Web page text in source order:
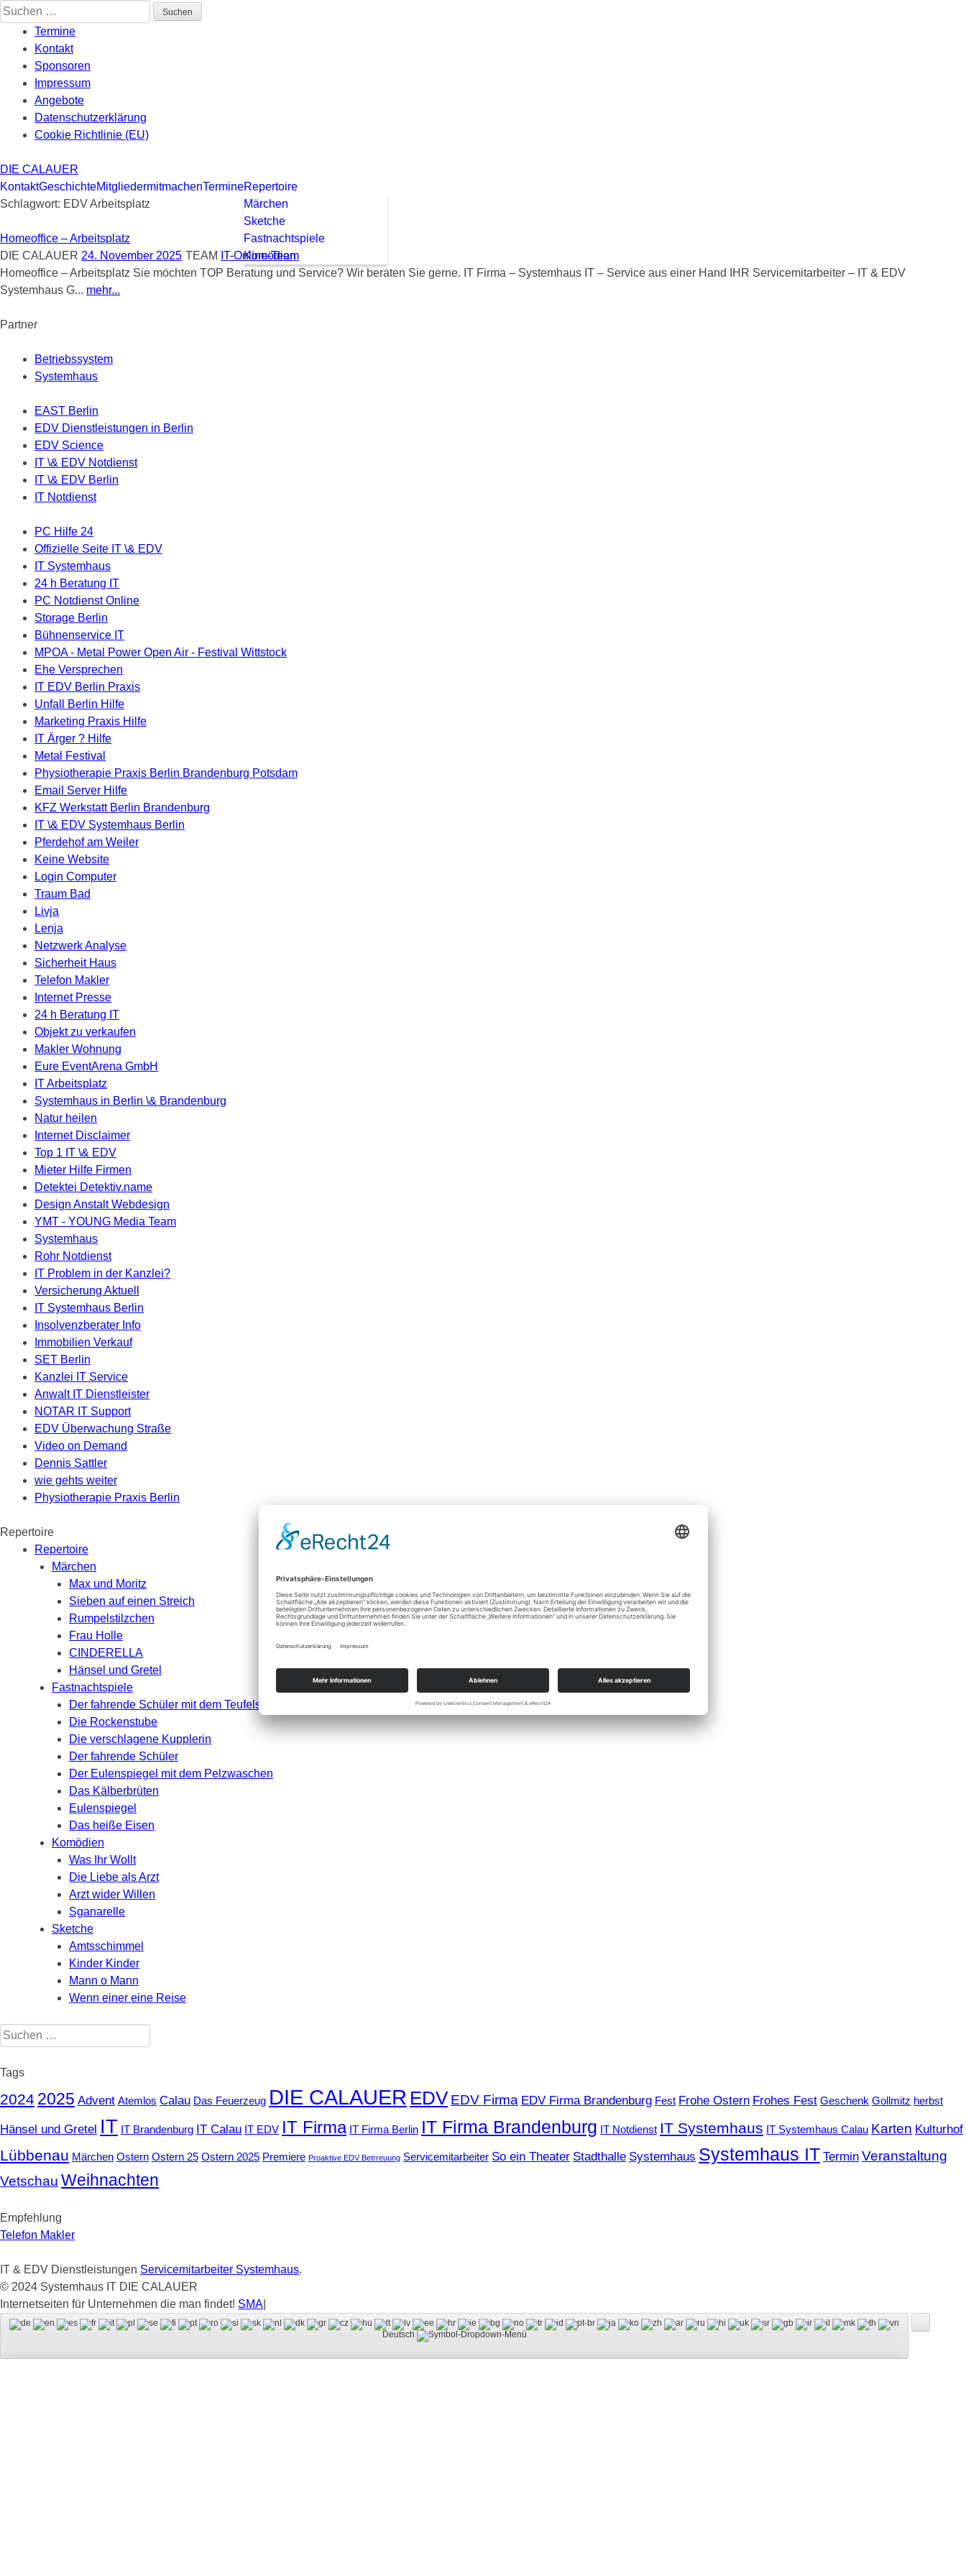
Skip
to
content
Suchen
nach:
Termine
Kontakt
Sponsoren
Impressum
Angebote
Datenschutzerklärung
Cookie Richtlinie (EU)
DIE CALAUER
KontaktGeschichteMitgliedermitmachenTermineRepertoire
Märchen
Sketche
Fastnachtspiele
Komödien
Schlagwort: EDV Arbeitsplatz
Homeoffice – Arbeitsplatz
DIE CALAUER 24. November 2025 TEAM IT-Online-Team
Homeoffice – Arbeitsplatz Sie möchten TOP Beratung und Service? Wir beraten Sie gerne. IT Firma – Systemhaus IT – Service aus einer Hand IHR Servicemitarbeiter – IT & EDV
Systemhaus G... mehr...
Partner
Betriebssystem
Systemhaus
EAST Berlin
EDV Dienstleistungen in Berlin
EDV Science
IT \& EDV Notdienst
IT \& EDV Berlin
IT Notdienst
PC Hilfe 24
Offizielle Seite IT \& EDV
IT Systemhaus
24 h Beratung IT
PC Notdienst Online
Storage Berlin
Bühnenservice IT
MPOA - Metal Power Open Air - Festival Wittstock
Ehe Versprechen
IT EDV Berlin Praxis
Unfall Berlin Hilfe
Marketing Praxis Hilfe
IT Ärger ? Hilfe
Metal Festival
Physiotherapie Praxis Berlin Brandenburg Potsdam
Email Server Hilfe
KFZ Werkstatt Berlin Brandenburg
IT \& EDV Systemhaus Berlin
Pferdehof am Weiler
Keine Website
Login Computer
Traum Bad
Livja
Lenja
Netzwerk Analyse
Sicherheit Haus
Telefon Makler
Internet Presse
24 h Beratung IT
Objekt zu verkaufen
Makler Wohnung
Eure EventArena GmbH
IT Arbeitsplatz
Systemhaus in Berlin \& Brandenburg
Natur heilen
Internet Disclaimer
Top 1 IT \& EDV
Mieter Hilfe Firmen
Detektei Detektiv.name
Design Anstalt Webdesign
YMT - YOUNG Media Team
Systemhaus
Rohr Notdienst
IT Problem in der Kanzlei?
Versicherung Aktuell
IT Systemhaus Berlin
Insolvenzberater Info
Immobilien Verkauf
SET Berlin
Kanzlei IT Service
Anwalt IT Dienstleister
NOTAR IT Support
EDV Überwachung Straße
Video on Demand
Dennis Sattler
wie gehts weiter
Physiotherapie Praxis Berlin
Repertoire
Repertoire
Märchen
Max und Moritz
Sieben auf einen Streich
Rumpelstilzchen
Frau Holle
CINDERELLA
Hänsel und Gretel
Fastnachtspiele
Der fahrende Schüler mit dem Teufelsbannen
Die Rockenstube
Die verschlagene Kupplerin
Der fahrende Schüler
Der Eulenspiegel mit dem Pelzwaschen
Das Kälberbrüten
Eulenspiegel
Das heiße Eisen
Komödien
Was Ihr Wollt
Die Liebe als Arzt
Arzt wider Willen
Sganarelle
Sketche
Amtsschimmel
Kinder Kinder
Mann o Mann
Wenn einer eine Reise
Suchen
nach:
Tags
2024 2025 Advent Atemlos Calau Das Feuerzeug DIE CALAUER EDV EDV Firma EDV Firma Brandenburg Fest Frohe Ostern Frohes Fest Geschenk Gollmitz herbst
Hänsel und Gretel IT IT Brandenburg IT Calau IT EDV IT Firma IT Firma Berlin IT Firma Brandenburg IT Notdienst IT Systemhaus IT Systemhaus Calau Karten Kulturhof
Lübbenau Märchen Ostern Ostern 25 Ostern 2025 Premiere Proaktive EDV Betrreuung Servicemitarbeiter So ein Theater Stadthalle Systemhaus Systemhaus IT Termin Veranstaltung
Vetschau Weihnachten
Empfehlung
Telefon Makler
IT & EDV Dienstleistungen Servicemitarbeiter Systemhaus.
© 2024 Systemhaus IT DIE CALAUER
Internetseiten für Unternehmen die man findet! SMA
Deutsch